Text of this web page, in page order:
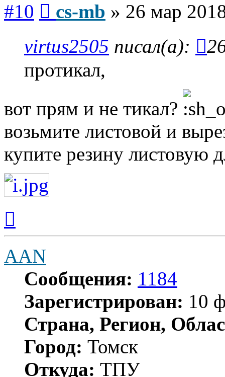
#10 cs-mb » 26 мар
virtus2505 писал(а):
протикал,
вот прям и не тикал?
возьмите листовой и
купите резину листовую
началу
AAN
Сообщения: 1184
Зарегистрирован: 10
Страна, Регион,
Город: Томск
Откуда: ТПУ